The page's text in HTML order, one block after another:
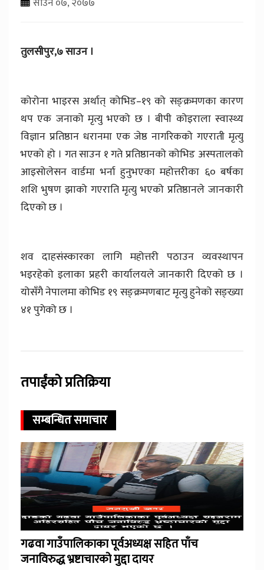
तुलसीपुर,७ साउन ।
कोरोना भाइरस अर्थात् कोभिड–१९ को सङ्क्रमणका कारण
थप एक जनाको मृत्यु भएको छ । बीपी कोइराला स्वास्थ्य
विज्ञान प्रतिष्ठान धरानमा एक जेष्ठ नागरिकको गएराती मृत्यु
भएको हो । गत साउन १ गते प्रतिष्ठानको कोभिड अस्पतालको
आइसोलेसन वार्डमा भर्ना हुनुभएका महोत्तरीका ६० बर्षका
शशि भुषण झाको गएराति मृत्यु भएको प्रतिष्ठानले जानकारी
दिएको छ ।
शव दाहसंस्कारका लागि महोत्तरी पठाउन व्यवस्थापन
भइरहेको इलाका प्रहरी कार्यालयले जानकारी दिएको छ ।
योसँगै नेपालमा कोभिड १९ सङ्क्रमणबाट मृत्यु हुनेको सङ्ख्या
४१ पुगेको छ ।
तपाईंको प्रतिक्रिया
सम्बन्धित समाचार
गढवा गाउँपालिकाका पूर्वअध्यक्ष सहित पाँच
जनाविरुद्ध भ्रष्टाचारको मुद्दा दायर